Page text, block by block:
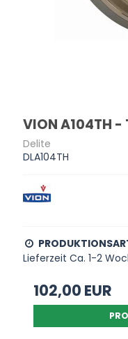
VION A104TH
Delite
DLA104TH
Lieferzeit Ca. 1-2
102,00 EUR